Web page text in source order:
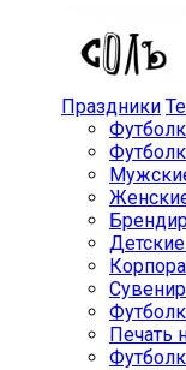
Праздники
Печать